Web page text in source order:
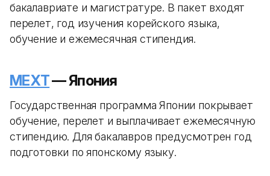
бакалавриате и магистратуре. В пакет входят
перелет, год изучения корейского языка,
обучение и ежемесячная стипендия.
MEXT— Япония
Государственная программа Японии покрывает
обучение, перелет и выплачивает ежемесячную
стипендию. Для бакалавров предусмотрен год
подготовки по японскому языку.